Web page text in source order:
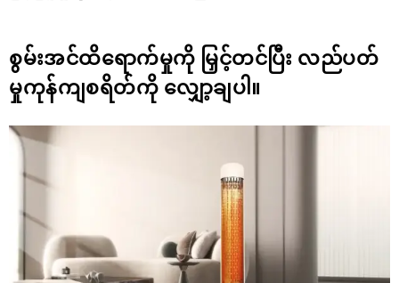
စွမ်းအင်ထိရောက်မှုကို မြှင့်တင်ပြီး လည်ပတ်
မှုကုန်ကျစရိတ်ကို လျှော့ချပါ။